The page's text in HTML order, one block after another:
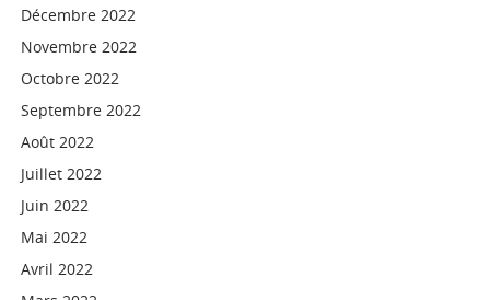
Décembre 2022
Novembre 2022
Octobre 2022
Septembre 2022
Août 2022
Juillet 2022
Juin 2022
Mai 2022
Avril 2022